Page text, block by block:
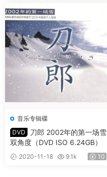
音乐专辑碟
DVD
刀郎 2002年的第一场雪
双角度（DVD ISO 6.24GB）
2020-11-18 9.1k 10